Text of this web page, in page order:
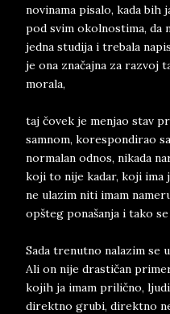
novinama pisalo, kada bih
pod svim okolnostima, da
jedna studija i trebala
je ona značajna za razvoj
morala,
taj čovek je menjao stav
samnom, korespondirao
normalan odnos, nikada
koji to nije kadar, koji ima
ne ulazim niti imam
opšteg ponašanja i tako
Sada trenutno nalazim se
Ali on nije drastičan
kojih ja imam prilično,
direktno grubi, direktno